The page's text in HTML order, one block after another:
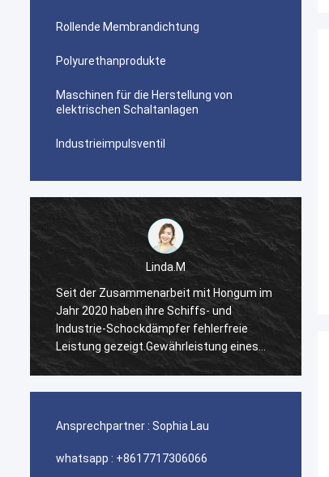
Rollende Membrandichtung
Polyurethanprodukte
Maschinen für die Herstellung von
elektrischen Schaltanlagen
Industrieimpulsventil
Linda.M
Seit der Zusammenarbeit mit Hongum im
Jahr 2020 haben ihre Schiffs- und
Industrie-Schockdämpfer fehlerfreie
Leistung gezeigt.Gewährleistung eines
ununterbrochenen Betriebs unserer
Ansprechpartner : Sophia Lau
whatsapp : +8617717306066